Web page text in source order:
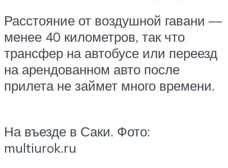
Расстояние от воздушной гавани —
менее 40 километров, так что
трансфер на автобусе или переезд
на арендованном авто после
прилета не займет много времени.
На въезде в Саки. Фото:
multiurok.ru